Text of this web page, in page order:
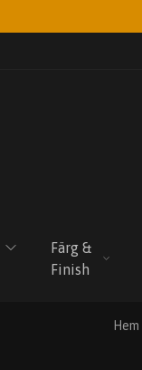
Färg &
Finish
Hem